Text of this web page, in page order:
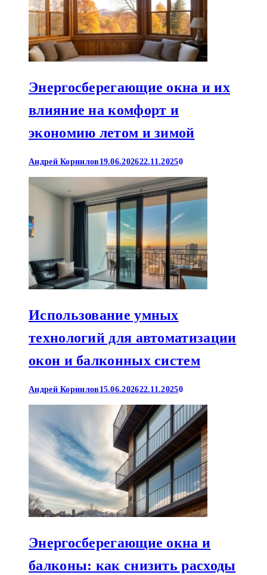
Энергосберегающие окна и их
влияние на комфорт и
экономию летом и зимой
Андрей Корнилов 19.06.202622.11.20250
Использование умных
технологий для автоматизации
окон и балконных систем
Андрей Корнилов 15.06.202622.11.20250
Энергосберегающие окна и
балконы: как снизить расходы